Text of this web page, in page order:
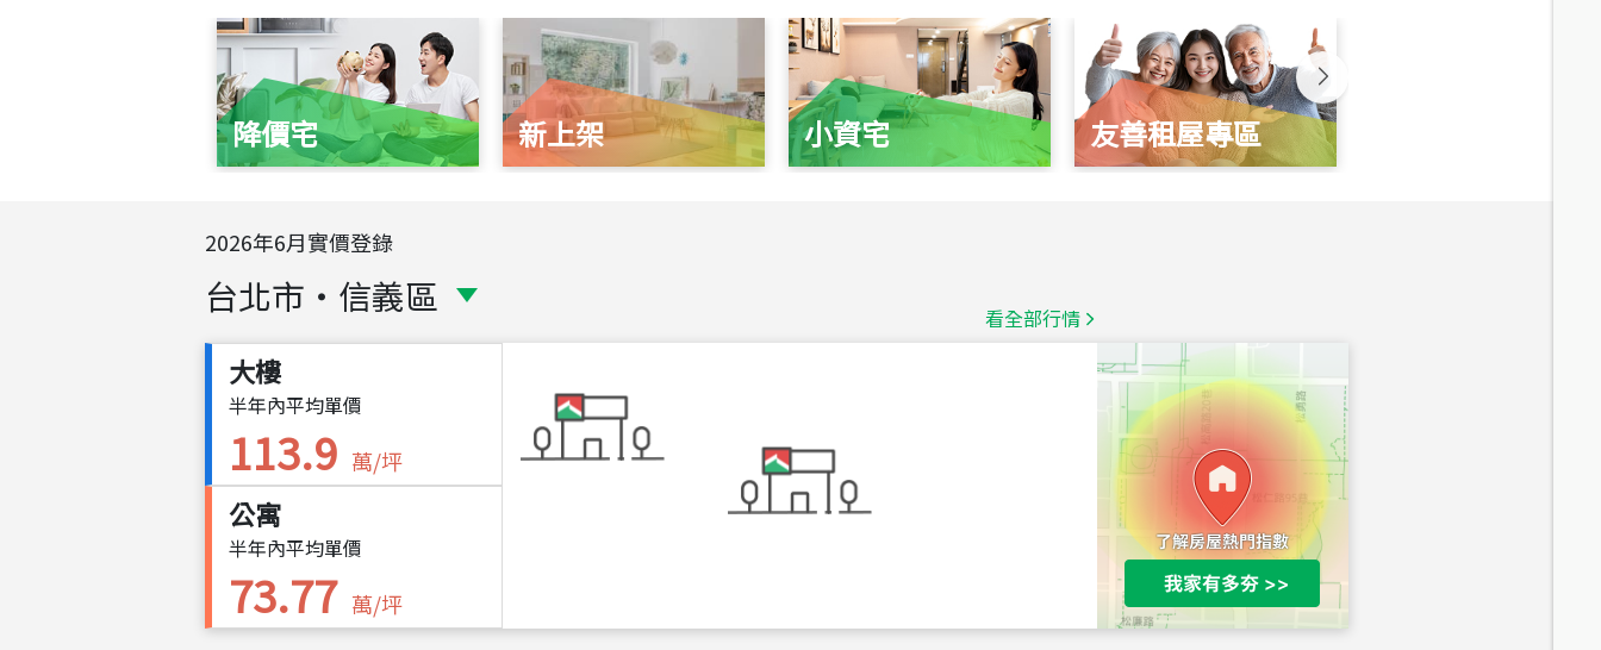
降價宅 新上架 小資宅 友善租屋專區
2026年6月實價登錄
台北市 ・ 信義區 看全部行情
大樓
半年內平均單價
113.9 萬/坪
公寓
半年內平均單價
73.77 萬/坪
台北市中山區長春路
1,020萬
總價
490萬
新竹市新竹市慈祥路
總價
1,808萬